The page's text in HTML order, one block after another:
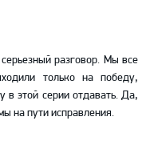
разговор. Мы все
только на победу,
этой серии отдавать. Да,
на пути исправления.